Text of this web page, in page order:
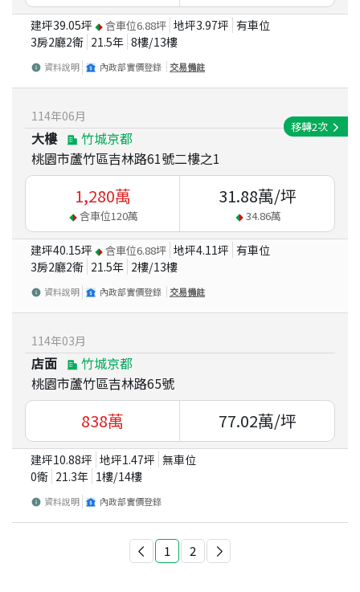
建坪39.05坪 含車位6.88坪 地坪3.97坪 有車位
3房2廳2衛 21.5年 8樓/13樓
資料說明 內政部實價登錄 交易備註
114年06月
大樓
竹城京都
桃園市蘆竹區吉林路61號二樓之1
移轉2次
1,280萬
含車位120萬
31.88萬/坪
34.86萬
建坪40.15坪 含車位6.88坪 地坪4.11坪 有車位
3房2廳2衛 21.5年 2樓/13樓
資料說明 內政部實價登錄 交易備註
114年03月
店面
竹城京都
桃園市蘆竹區吉林路65號
838萬 77.02萬/坪
建坪10.88坪 地坪1.47坪 無車位
0衛 21.3年 1樓/14樓
資料說明 內政部實價登錄
1 2